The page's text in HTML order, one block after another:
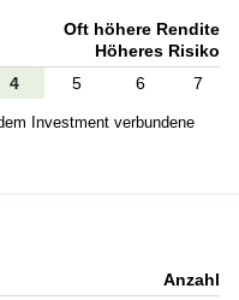
Oft höhere Rendite
Höheres Risiko
4 5 6 7
Investment verbundene
Anzahl